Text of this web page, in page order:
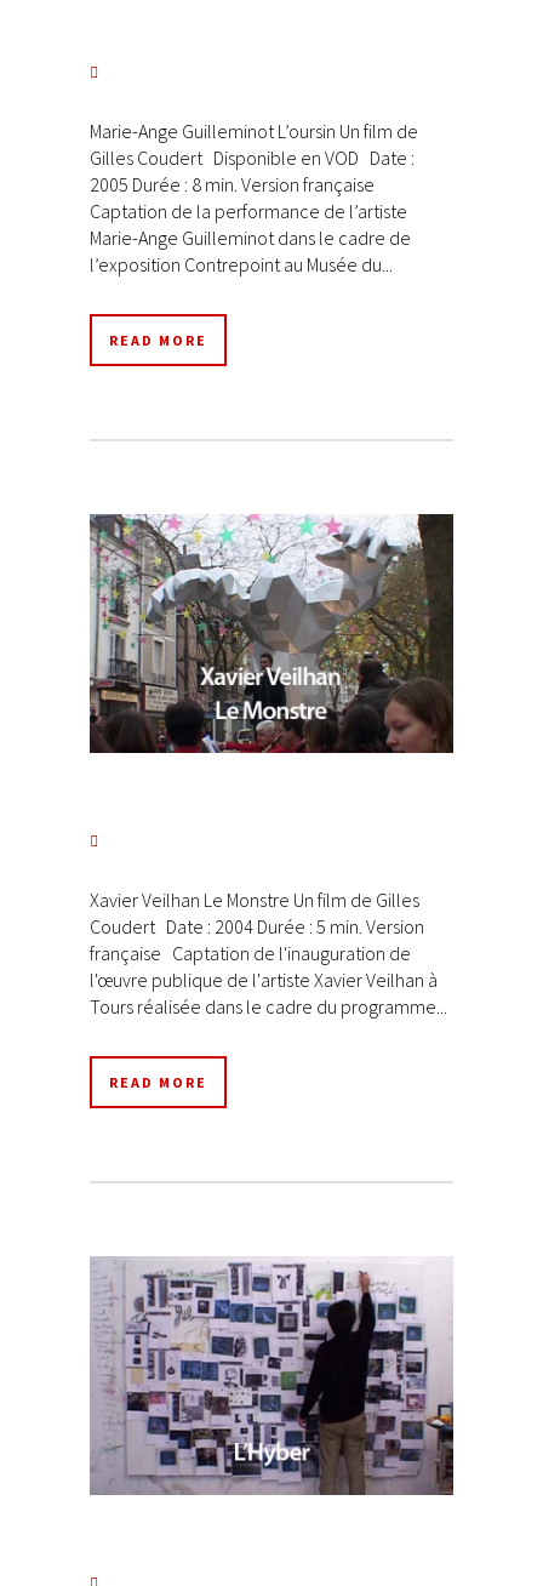
Marie-Ange Guilleminot L’oursin Un film de
Gilles Coudert Disponible en VOD Date :
2005 Durée : 8 min. Version française
Captation de la performance de l’artiste
Marie-Ange Guilleminot dans le cadre de
l’exposition Contrepoint au Musée du...
READ MORE
Xavier Veilhan Le Monstre Un film de Gilles
Coudert Date : 2004 Durée : 5 min. Version
française Captation de l'inauguration de
l'œuvre publique de l'artiste Xavier Veilhan à
Tours réalisée dans le cadre du programme...
READ MORE